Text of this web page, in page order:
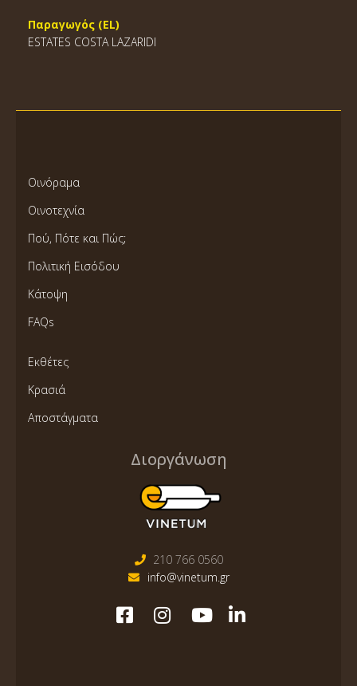
Παραγωγός (EL)
ESTATES COSTA LAZARIDI
Οινόραμα
Οινοτεχνία
Πού, Πότε και Πώς;
Πολιτική Εισόδου
Κάτοψη
FAQs
Εκθέτες
Κρασιά
Αποστάγματα
Διοργάνωση
210 766 0560
info@vinetum.gr